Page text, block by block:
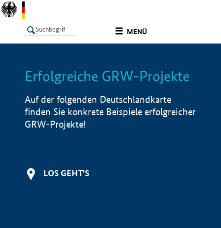
MENÜ
LISTE Info
Erfolgreiche GRW-Projekte
Auf der folgenden Deutschlandkarte
finden Sie konkrete Beispiele erfolgreicher
GRW-Projekte!
LOS GEHT'S